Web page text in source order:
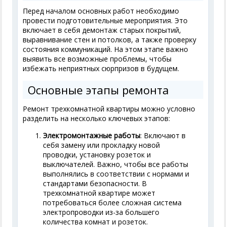
Перед началом основных работ необходимо
провести подготовительные мероприятия. Это
включает в себя демонтаж старых покрытий,
выравнивание стен и потолков, а также проверку
состояния коммуникаций. На этом этапе важно
выявить все возможные проблемы, чтобы
избежать неприятных сюрпризов в будущем.
Основные этапы ремонта
Ремонт трехкомнатной квартиры можно условно
разделить на несколько ключевых этапов:
Электромонтажные работы: Включают в
себя замену или прокладку новой
проводки, установку розеток и
выключателей. Важно, чтобы все работы
выполнялись в соответствии с нормами и
стандартами безопасности. В
трехкомнатной квартире может
потребоваться более сложная система
электропроводки из-за большего
количества комнат и розеток.